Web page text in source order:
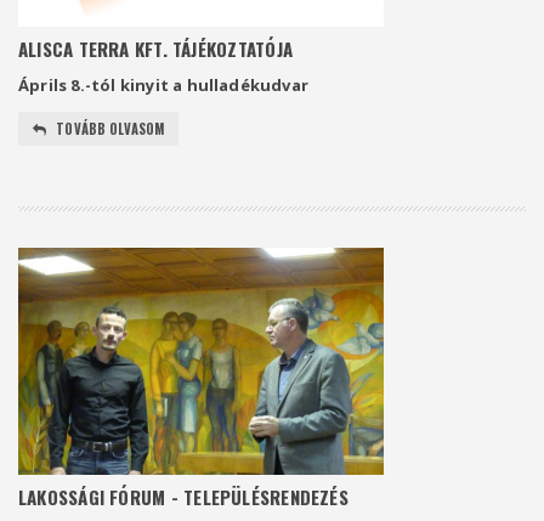
ALISCA TERRA KFT. TÁJÉKOZTATÓJA
Áprils 8.-tól kinyit a hulladékudvar
TOVÁBB OLVASOM
LAKOSSÁGI FÓRUM - TELEPÜLÉSRENDEZÉS